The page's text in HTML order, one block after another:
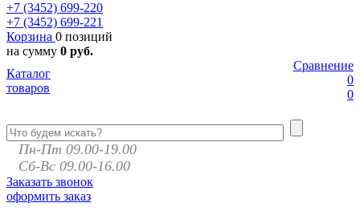
+7 (3452) 699-220
+7 (3452) 699-221
Корзина 0 позиций
на сумму 0 руб.
Сравнение
0
0
Каталог
товаров
Пн-Пт 09.00-19.00
Сб-Вс 09.00-16.00
Заказать звонок
оформить заказ